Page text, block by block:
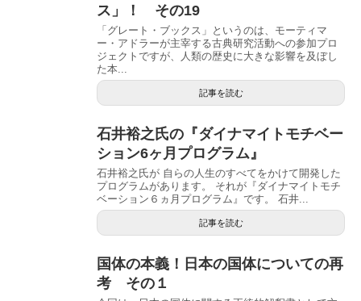
ス」！ その19
「グレート・ブックス」というのは、モーティマ
ー・アドラーが主宰する古典研究活動への参加プロ
ジェクトですが、人類の歴史に大きな影響を及ぼし
た本...
記事を読む
石井裕之氏の『ダイナマイトモチベー
ション6ヶ月プログラム』
石井裕之氏が 自らの人生のすべてをかけて開発した
プログラムがあります。 それが『ダイナマイトモチ
ベーション６ヵ月プログラム』です。 石井...
記事を読む
国体の本義！日本の国体についての再
考 その１